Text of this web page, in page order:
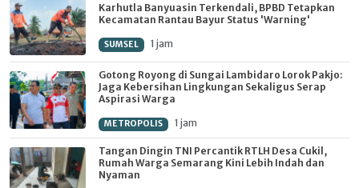
Karhutla Banyuasin Terkendali, BPBD Tetapkan
Kecamatan Rantau Bayur Status 'Warning'
SUMSEL 1 jam
Gotong Royong di Sungai Lambidaro Lorok Pakjo:
Jaga Kebersihan Lingkungan Sekaligus Serap
Aspirasi Warga
METROPOLIS 1 jam
Tangan Dingin TNI Percantik RTLH Desa Cukil,
Rumah Warga Semarang Kini Lebih Indah dan
Nyaman